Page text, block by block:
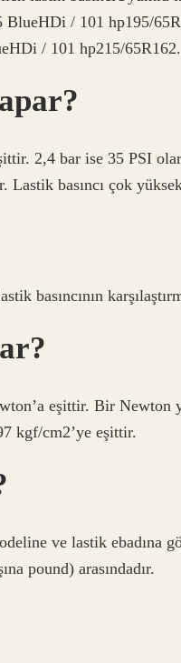
BlueHDi / 101 hp195/
/ 101 hp215/65R162.
2,4 bar ise 35 PSI
basıncı çok
basıncının
eşittir. Bir
kgf/cm2’ye eşittir.
ve lastik ebadına
pound) arasındadır.